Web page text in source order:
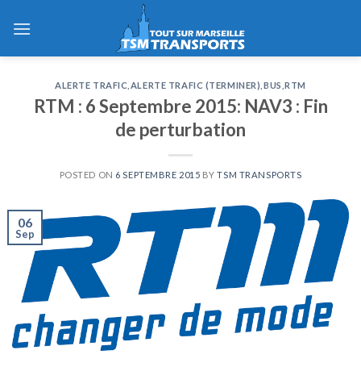
ALERTE TRAFIC ALERTE TRAFIC (TERMINER) BUS ,RTM
RTM : 6 Septembre 2015: NAV3 : Fin
de perturbation
POSTED ON 6 SEPTEMBRE 2015 BYTSM TRANSPORTS
06
Sep